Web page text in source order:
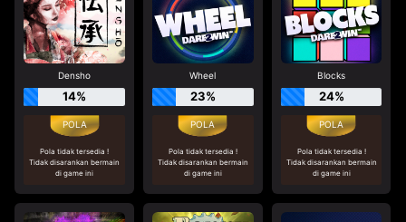
Densho
14%
Pola tidak tersedia !
Tidak disarankan bermain
di game ini
Wheel
23%
Pola tidak tersedia !
Tidak disarankan bermain
di game ini
Blocks
24%
Pola tidak tersedia !
Tidak disarankan bermain
di game ini